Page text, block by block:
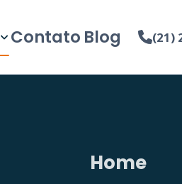
Contato Blog (21)
Home